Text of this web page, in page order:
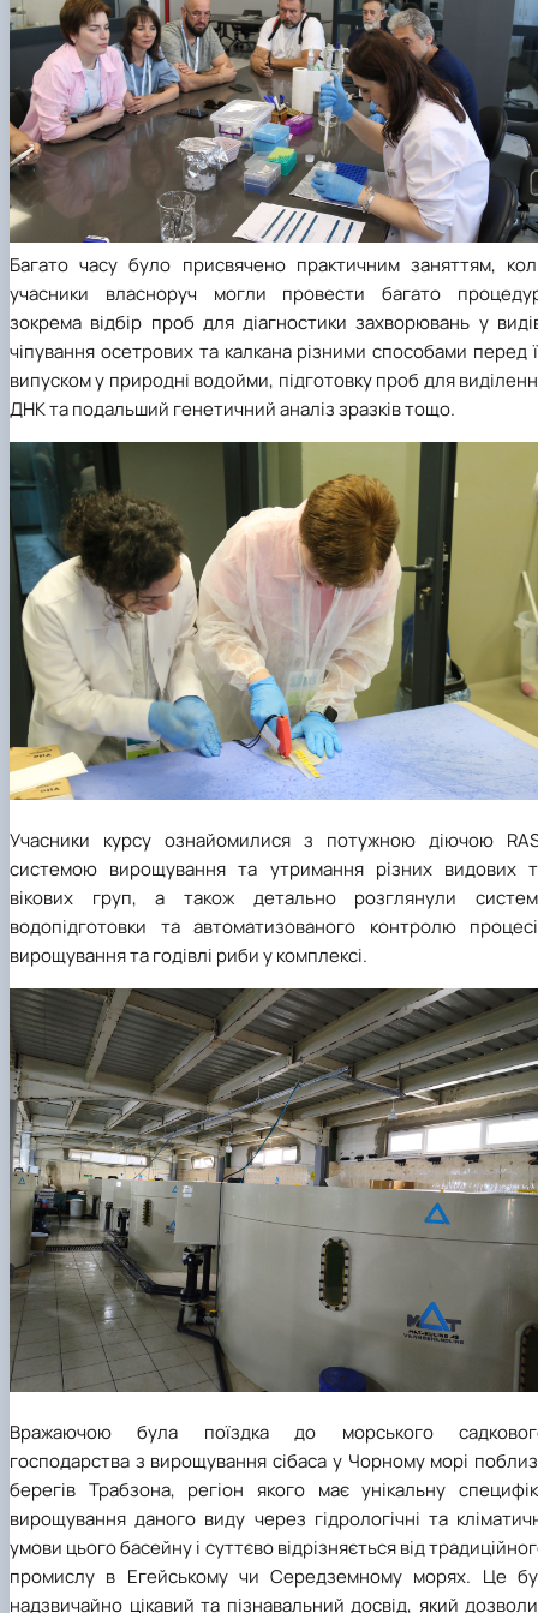
Багато часу було присвячено практичним заняттям,
учасники власноруч могли провести багато
зокрема відбір проб для діагностики захворювань у
чіпування осетрових та калкана різними способами перед
випуском у природні водойми, підготовку проб для
ДНК та подальший генетичний аналіз зразків тощо.
Учасники курсу ознайомилися з потужною діючою
системою вирощування та утримання різних видових
вікових груп, а також детально розглянули
водопідготовки та автоматизованого контролю
вирощування та годівлі риби у комплексі.
Вражаючою була поїздка до морського
господарства з вирощування сібаса у Чорному морі
берегів Трабзона, регіон якого має унікальну
вирощування даного виду через гідрологічні та
умови цього басейну і суттєво відрізняється від
промислу в Егейському чи Середземному морях. Це
надзвичайно цікавий та пізнавальний досвід, який